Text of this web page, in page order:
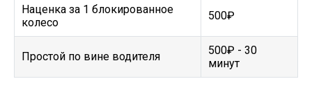
Наценка за 1 блокированное
колесо
500₽
Простой по вине водителя
500₽ - 30
минут